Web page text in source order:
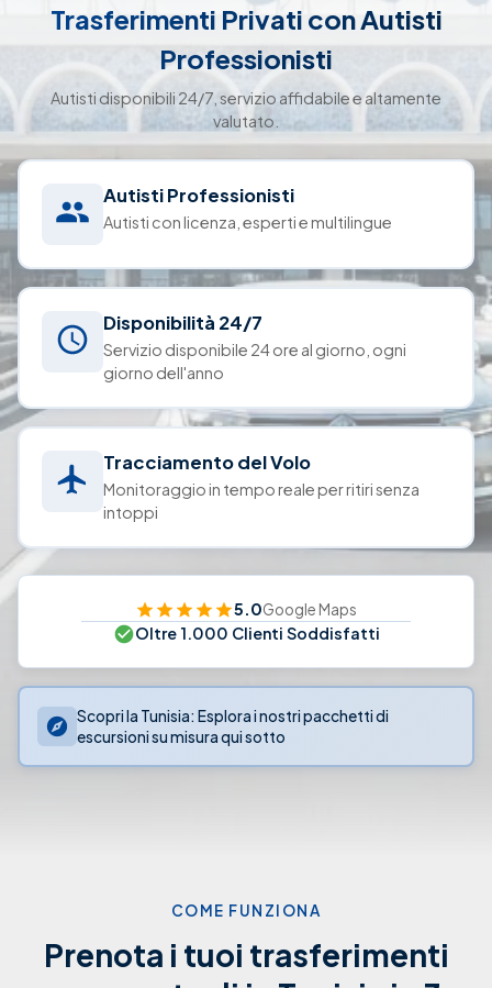
Trasferimenti Privati con Autisti
Professionisti
Autisti disponibili 24/7, servizio affidabile e altamente
valutato.
Autisti Professionisti
Autisti con licenza, esperti e multilingue
Disponibilità 24/7
Servizio disponibile 24 ore al giorno, ogni
giorno dell'anno
Tracciamento del Volo
Monitoraggio in tempo reale per ritiri senza
intoppi
5.0Google Maps
Oltre 1.000 Clienti Soddisfatti
Scopri la Tunisia: Esplora i nostri pacchetti di
escursioni su misura qui sotto
COME FUNZIONA
Prenota i tuoi trasferimenti